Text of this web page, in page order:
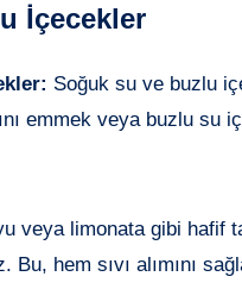
İçecekler
Soğuk su ve buzlu
emmek veya buzlu su
veya limonata gibi hafif
hem sıvı alımını